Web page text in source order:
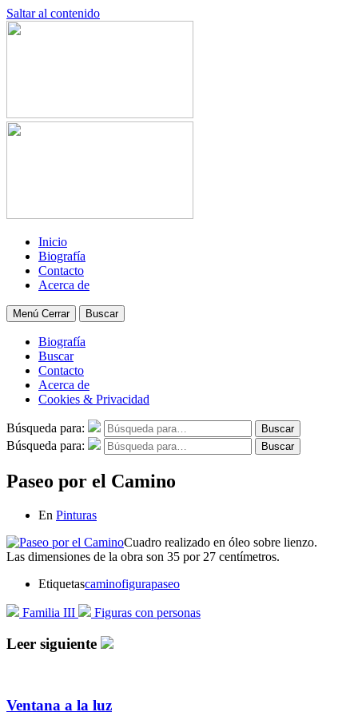
Saltar al contenido
Inicio
Biografía
Contacto
Acerca de
Menú Cerrar Buscar
Biografía
Buscar
Contacto
Acerca de
Cookies & Privacidad
Búsqueda para: Buscar
Búsqueda para: Buscar
Paseo por el Camino
En Pinturas
Cuadro realizado en óleo sobre lienzo.
Las dimensiones de la obra son 35 por 27 centímetros.
Etiquetascaminofigurapaseo
Familia III Figuras con personas
Leer siguiente
Ventana a la luz